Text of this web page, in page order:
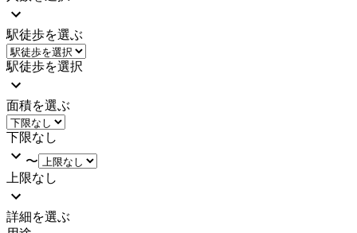
駅徒歩を選ぶ
駅徒歩を選択
面積を選ぶ
下限なし
〜
上限なし
詳細を選ぶ